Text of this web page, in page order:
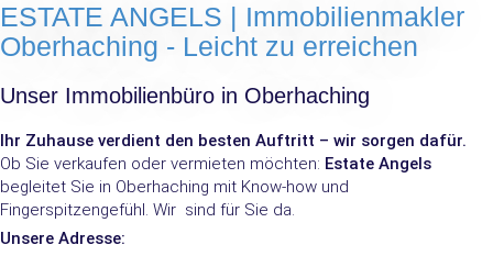
ESTATE ANGELS | Immobilienmakler
Oberhaching - Leicht zu erreichen
Unser Immobilienbüro in Oberhaching
Ihr Zuhause verdient den besten Auftritt – wir sorgen dafür.
Ob Sie verkaufen oder vermieten möchten: Estate Angels
begleitet Sie in Oberhaching mit Know-how und
Fingerspitzengefühl. Wir sind für Sie da.
Unsere Adresse: